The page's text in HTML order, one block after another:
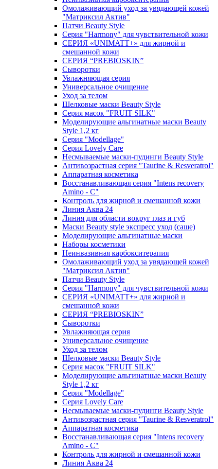
Омолаживающий уход за увядающей кожей
"Матриксил Актив"
Патчи Beauty Style
Серия "Harmony" для чувствительной кожи
СЕРИЯ «UNIMATT+» для жирной и
смешанной кожи
СЕРИЯ “PREBIOSKIN”
Сыворотки
Увлажняющая серия
Универсальное очищение
Уход за телом
Шелковые маски Beauty Style
Серия масок "FRUIT SILK"
Моделирующие альгинатные маски Beauty
Style 1,2 кг
Серия "Modellage"
Cерия Lovely Care
Несмываемые маски-пудинги Beauty Style
Антивозрастная серия "Taurine & Resveratrol"
Аппаратная косметика
Восстанавливающая серия "Intens recovery
Amino - C"
Контроль для жирной и смешанной кожи
Линия Аква 24
Линия для области вокруг глаз и губ
Маски Beauty style экспресс уход (саше)
Моделирующие альгинатные маски
Наборы косметики
Неинвазивная карбокситерапия
Омолаживающий уход за увядающей кожей
"Матриксил Актив"
Патчи Beauty Style
Серия "Harmony" для чувствительной кожи
СЕРИЯ «UNIMATT+» для жирной и
смешанной кожи
СЕРИЯ “PREBIOSKIN”
Сыворотки
Увлажняющая серия
Универсальное очищение
Уход за телом
Шелковые маски Beauty Style
Серия масок "FRUIT SILK"
Моделирующие альгинатные маски Beauty
Style 1,2 кг
Серия "Modellage"
Cерия Lovely Care
Несмываемые маски-пудинги Beauty Style
Антивозрастная серия "Taurine & Resveratrol"
Аппаратная косметика
Восстанавливающая серия "Intens recovery
Amino - C"
Контроль для жирной и смешанной кожи
Линия Аква 24